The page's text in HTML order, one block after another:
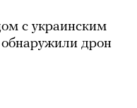
с украинским
дрон